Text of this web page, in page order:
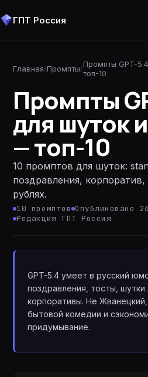
ГПТ Россия
Главная/Промпты/Промпты GPT-
топ-10
Промпты
для шуток
— топ-10
10 промптов для шуток:
поздравления,
рублях.
10 промптов Опубликовано
Редакция ГПТ Россия
GPT-5.4 умеет в русский
поздравления, тосты, шутки
корпоративы. Не
бытовой комедии и
придумывание.